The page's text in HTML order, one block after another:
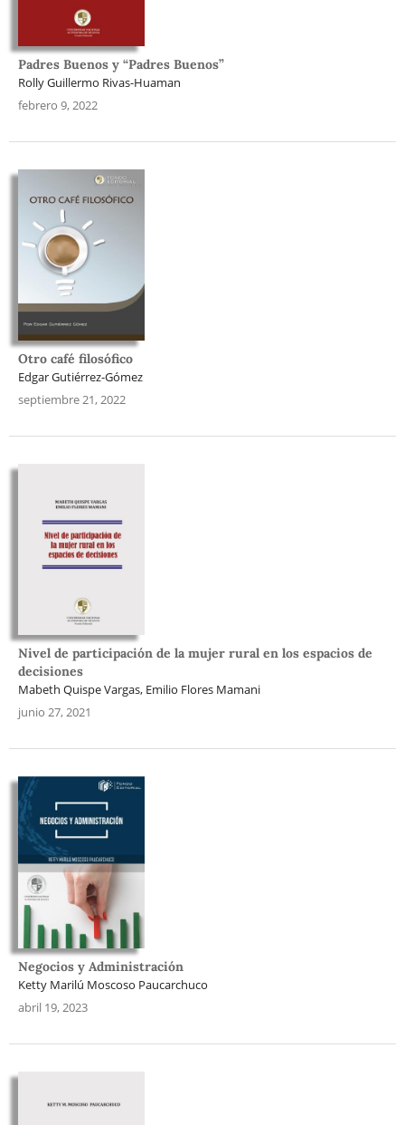
Padres Buenos y “Padres Buenos”
Rolly Guillermo Rivas-Huaman
febrero 9, 2022
Otro café filosófico
Edgar Gutiérrez-Gómez
septiembre 21, 2022
Nivel de participación de la mujer rural en los espacios de
decisiones
Mabeth Quispe Vargas, Emilio Flores Mamani
junio 27, 2021
Negocios y Administración
Ketty Marilú Moscoso Paucarchuco
abril 19, 2023